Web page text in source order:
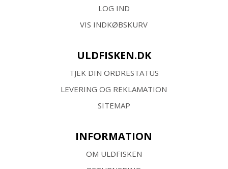
LOG IND
VIS INDKØBSKURV
ULDFISKEN.DK
TJEK DIN ORDRESTATUS
LEVERING OG REKLAMATION
SITEMAP
INFORMATION
OM ULDFISKEN